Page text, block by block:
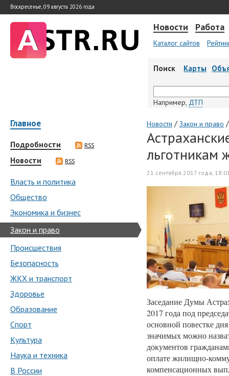
Воскресенье, 09 августа 2026 года
Новости Работа
Каталог сайтов
Поиск Карты
Например, ДТП
Главное
Подробности RSS
Новости RSS
Власть и политика
Общество
Экономика и бизнес
Закон и право
Происшествия
Безопасность
ЖКХ и транспорт
Здоровье
Образование
Спорт
Культура
Наука и техника
В России
Новости / Закон и право /
льготникам
21 сентября 2017 года,
Заседание Думы
2017 года под
основной повестке
значимых можно
документов
оплате жилищно-
компенсационных